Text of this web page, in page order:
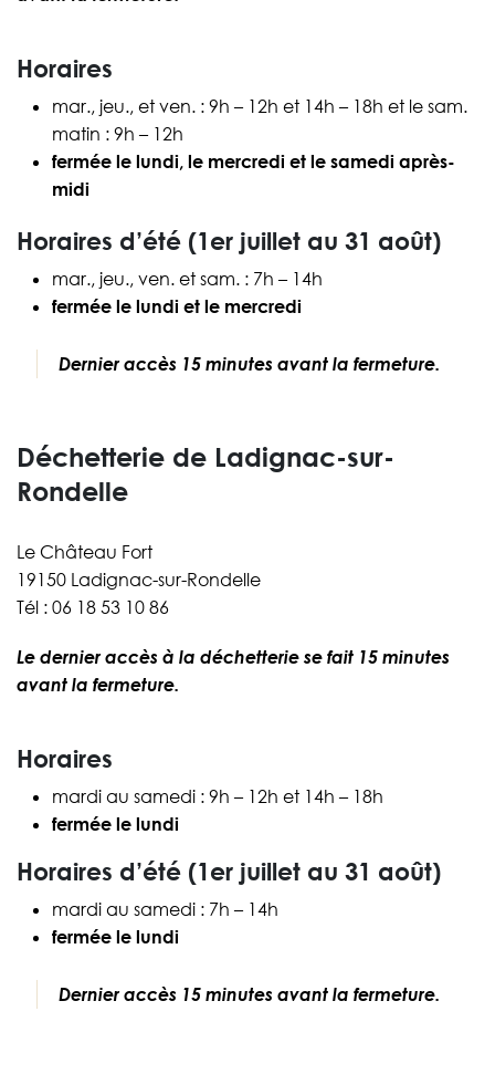
Horaires
mar., jeu., et ven. : 9h – 12h et 14h – 18h et le sam.
matin : 9h – 12h
fermée le lundi, le mercredi et le samedi après-
midi
Horaires d’été (1er juillet au 31 août)
mar., jeu., ven. et sam. : 7h – 14h
fermée le lundi et le mercredi
Dernier accès 15 minutes avant la fermeture.
Déchetterie de Ladignac-sur-
Rondelle
Le Château Fort
19150 Ladignac-sur-Rondelle
Tél : 06 18 53 10 86
Le dernier accès à la déchetterie se fait 15 minutes
avant la fermeture.
Horaires
mardi au samedi : 9h – 12h et 14h – 18h
fermée le lundi
Horaires d’été (1er juillet au 31 août)
mardi au samedi : 7h – 14h
fermée le lundi
Dernier accès 15 minutes avant la fermeture.